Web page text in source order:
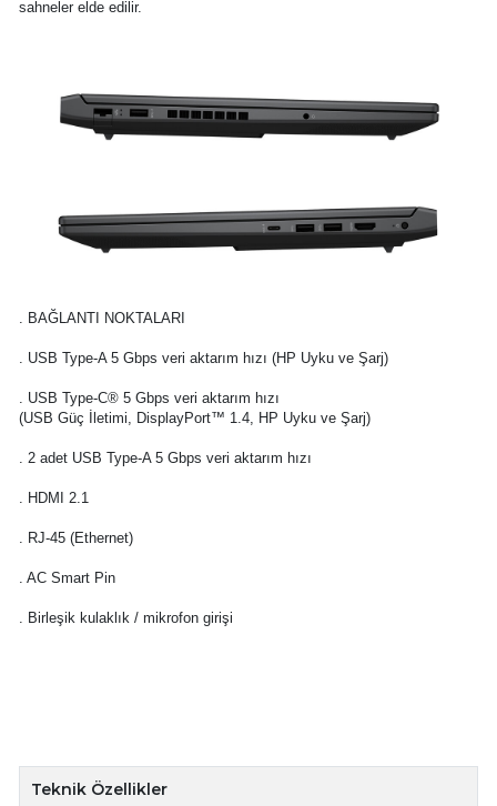
sahneler elde edilir.
. BAĞLANTI NOKTALARI
. USB Type-A 5 Gbps veri aktarım hızı (HP Uyku ve Şarj)
. USB Type-C® 5 Gbps veri aktarım hızı
(USB Güç İletimi, DisplayPort™ 1.4, HP Uyku ve Şarj)
. 2 adet USB Type-A 5 Gbps veri aktarım hızı
. HDMI 2.1
. RJ-45 (Ethernet)
. AC Smart Pin
. Birleşik kulaklık / mikrofon girişi
Teknik Özellikler